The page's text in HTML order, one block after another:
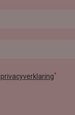
privacyverklaring*